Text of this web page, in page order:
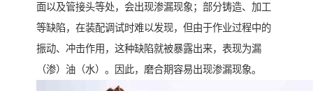
面以及管接头等处，会出现渗漏现象；部分铸造、加工
等缺陷，在装配调试时难以发现，但由于作业过程中的
振动、冲击作用，这种缺陷就被暴露出来，表现为漏
（渗）油（水）。因此，磨合期容易出现渗漏现象。